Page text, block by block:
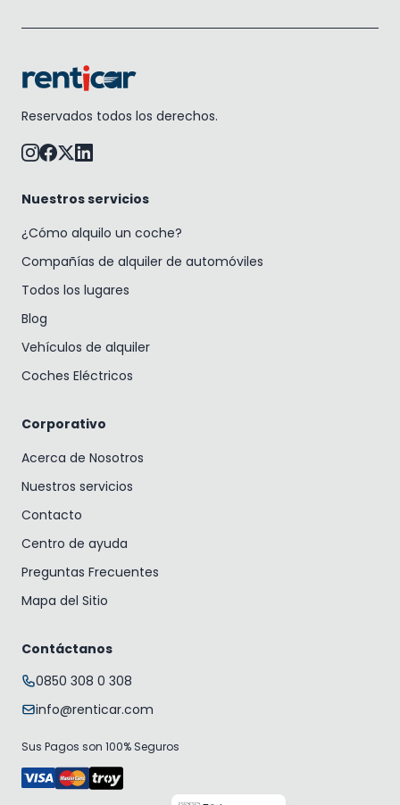
Reservados todos los derechos.
Nuestros servicios
¿Cómo alquilo un coche?
Compañías de alquiler de automóviles
Todos los lugares
Blog
Vehículos de alquiler
Coches Eléctricos
Corporativo
Acerca de Nosotros
Nuestros servicios
Contacto
Centro de ayuda
Preguntas Frecuentes
Mapa del Sitio
Contáctanos
0850 308 0 308
info@renticar.com
Sus Pagos son 100% Seguros